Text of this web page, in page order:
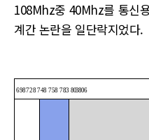
108Mhz중 40Mhz를 통신
계간 논란을 일단락지었다.
698728 748 758 783 803806